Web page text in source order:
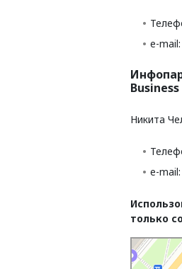
e-
Никита
e-
только
Уфа
Улица